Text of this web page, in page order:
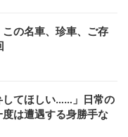
この名車、珍車、ご存
してほしい……」日常の
度は遭遇する身勝手な